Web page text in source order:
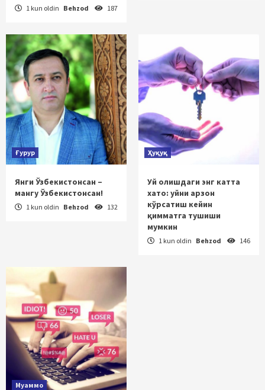
1 kun oldin Behzod 187
Ғурур
Янги Ўзбекистонсан –
мангу Ўзбекистонсан!
1 kun oldin Behzod 132
Ҳуқуқ
Уй олишдаги энг катта
хато: уйни арзон
кўрсатиш кейин
қимматга тушиши
мумкин
1 kun oldin Behzod 146
Муаммо